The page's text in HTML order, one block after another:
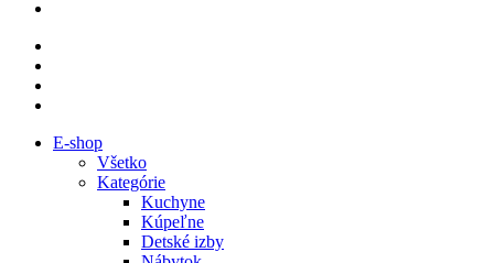
E-shop
Všetko
Kategórie
Kuchyne
Kúpeľne
Detské izby